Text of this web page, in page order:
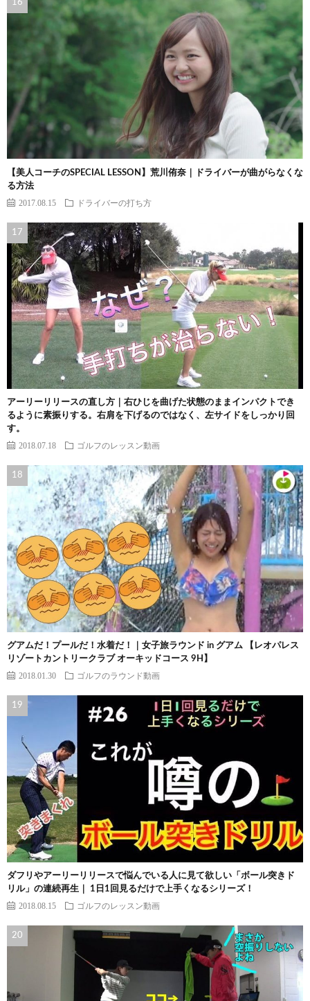
【美人コーチのSPECIAL LESSON】荒川侑奈｜ドライバーが曲がらなくな
る方法
2017.08.15 ドライバーの打ち方
アーリーリリースの直し方｜右ひじを曲げた状態のままインパクトでき
るように素振りする。右肩を下げるのではなく、左サイドをしっかり回
す。
2018.07.18 ゴルフのレッスン動画
グアムだ！プールだ！水着だ！｜女子旅ラウンド in グアム 【レオパレス
リゾートカントリークラブ オーキッドコース 9H】
2018.01.30 ゴルフのラウンド動画
ダフリやアーリーリリースで悩んでいる人に見て欲しい「ボール突きド
リル」の連続再生｜ 1日1回見るだけで上手くなるシリーズ！
2018.08.15 ゴルフのレッスン動画